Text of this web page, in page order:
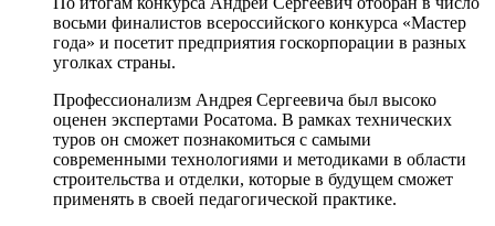
восьми финалистов всероссийского конкурса «Мастер
года» и посетит предприятия госкорпорации в разных
уголках страны.
Профессионализм Андрея Сергеевича был высоко
оценен экспертами Росатома. В рамках технических
туров он сможет познакомиться с самыми
современными технологиями и методиками в области
строительства и отделки, которые в будущем сможет
применять в своей педагогической практике.